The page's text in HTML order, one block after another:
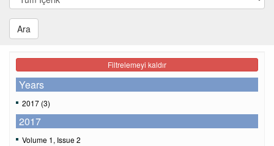
Ara
Filtrelemeyi kaldır
Years
2017 (3)
2017
Volume 1, Issue 2